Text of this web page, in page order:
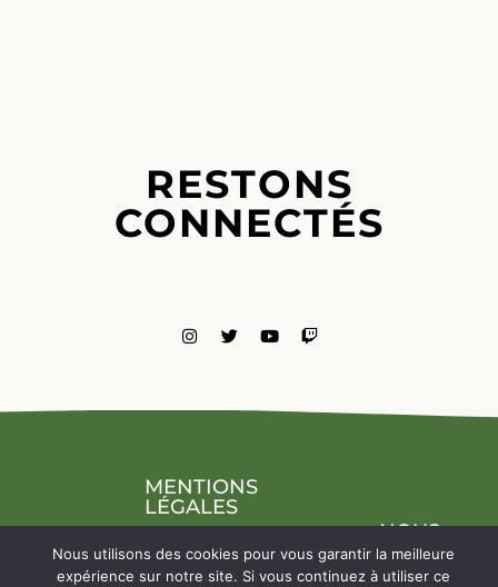
RESTONS
CONNECTÉS
MENTIONS
LÉGALES
NOUS
Nous utilisons des cookies pour vous garantir la meilleure
expérience sur notre site. Si vous continuez à utiliser ce